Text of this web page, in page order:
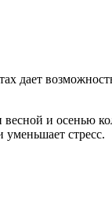
дает
и осенью
стресс.